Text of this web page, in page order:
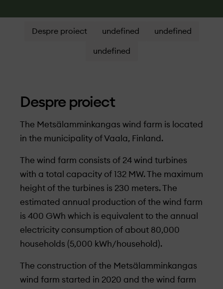
Despre proiect undefined undefined
undefined
Despre proiect
The Metsälamminkangas wind farm is located
in the municipality of Vaala, Finland.
The wind farm consists of 24 wind turbines
with a total capacity of 132 MW. The maximum
height of the turbines is 230 meters. The
estimated annual production of the wind farm
is 400 GWh which is equivalent to the annual
electricity consumption of about 80,000
households (5,000 kWh/household).
The construction of the Metsälamminkangas
wind farm started in 2020 and the wind farm